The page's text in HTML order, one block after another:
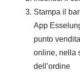
Stampa il
App
punto
online, nella
dell’ordine